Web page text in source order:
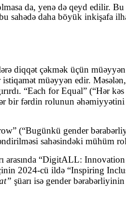
da, yenə də qeyd edilir.
sahədə daha böyük inkişafa
diqqət çəkmək üçün
müəyyən edir.
“Each for Equal” (“Hər
bir fərdin rolunun
(“Bugünkü gender
sahəsindəki mühüm
arasında “DigitALL:
2024-cü ildə “Inspiring
şüarı isə gender